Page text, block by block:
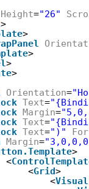
Height="26"
>
>
>
>
>
Orientation=
Text=
Margin=
Text=
Text=")"
Margin=
>
<
<Grid>
<